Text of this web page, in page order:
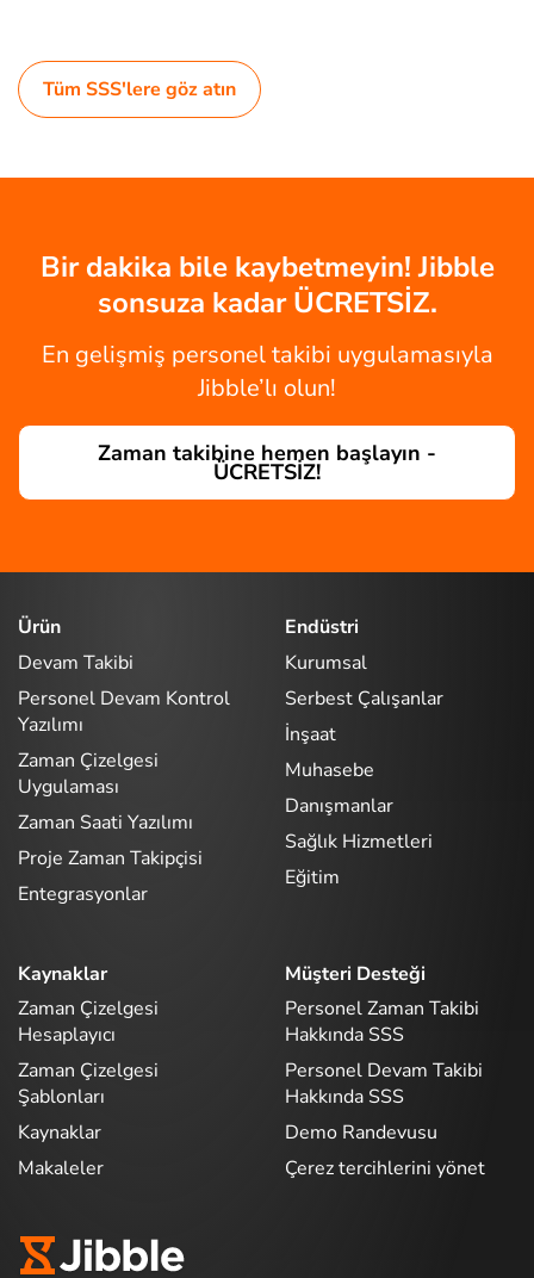
Tüm SSS'lere göz atın
Bir dakika bile kaybetmeyin! Jibble
sonsuza kadar ÜCRETSİZ.
En gelişmiş personel takibi uygulamasıyla
Jibble’lı olun!
Zaman takibine hemen başlayın -
ÜCRETSİZ!
Ürün
Devam Takibi
Personel Devam Kontrol
Yazılımı
Zaman Çizelgesi
Uygulaması
Zaman Saati Yazılımı
Proje Zaman Takipçisi
Entegrasyonlar
Endüstri
Kurumsal
Serbest Çalışanlar
İnşaat
Muhasebe
Danışmanlar
Sağlık Hizmetleri
Eğitim
Kaynaklar
Zaman Çizelgesi
Hesaplayıcı
Zaman Çizelgesi
Şablonları
Kaynaklar
Makaleler
Müşteri Desteği
Personel Zaman Takibi
Hakkında SSS
Personel Devam Takibi
Hakkında SSS
Demo Randevusu
Çerez tercihlerini yönet